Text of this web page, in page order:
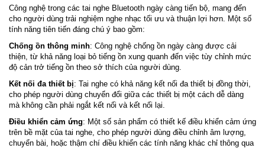
Công nghệ trong các tai nghe Bluetooth ngày càng tiến bộ, mang đến
cho người dùng trải nghiệm nghe nhạc tối ưu và thuận lợi hơn. Một số
tính năng tiên tiến đáng chú ý bao gồm:
Chống ồn thông minh: Công nghệ chống ồn ngày càng được cải
thiện, từ khả năng loại bỏ tiếng ồn xung quanh đến việc tùy chỉnh mức
độ cản trở tiếng ồn theo sở thích của người dùng.
Kết nối đa thiết bị: Tai nghe có khả năng kết nối đa thiết bị đồng thời,
cho phép người dùng chuyển đổi giữa các thiết bị một cách dễ dàng
mà không cần phải ngắt kết nối và kết nối lại.
Điều khiển cảm ứng: Một số sản phẩm có thiết kế điều khiển cảm ứng
trên bề mặt của tai nghe, cho phép người dùng điều chỉnh âm lượng,
chuyển bài, hoặc thậm chí điều khiển các tính năng khác chỉ thông qua